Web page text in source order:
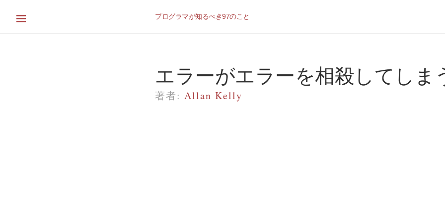
プログラマが知るべき97のこと
エラーがエラーを相殺してしま
著者: Allan Kelly